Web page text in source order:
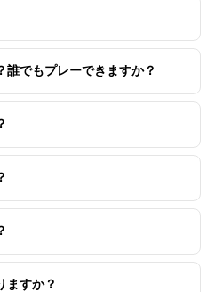
誰でもプレーできますか？
ますか？